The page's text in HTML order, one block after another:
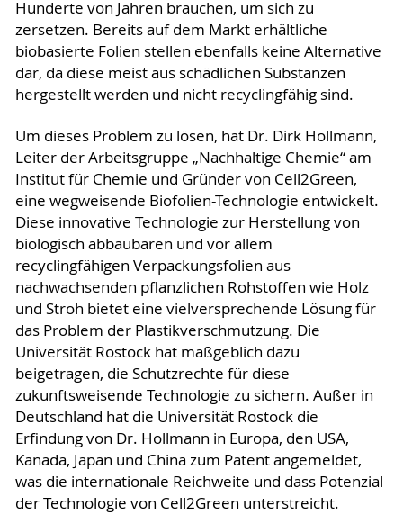
Hunderte von Jahren brauchen, um sich zu
zersetzen. Bereits auf dem Markt erhältliche
biobasierte Folien stellen ebenfalls keine Alternative
dar, da diese meist aus schädlichen Substanzen
hergestellt werden und nicht recyclingfähig sind.
Um dieses Problem zu lösen, hat Dr. Dirk Hollmann,
Leiter der Arbeitsgruppe „Nachhaltige Chemie“ am
Institut für Chemie und Gründer von Cell2Green,
eine wegweisende Biofolien-Technologie entwickelt.
Diese innovative Technologie zur Herstellung von
biologisch abbaubaren und vor allem
recyclingfähigen Verpackungsfolien aus
nachwachsenden pflanzlichen Rohstoffen wie Holz
und Stroh bietet eine vielversprechende Lösung für
das Problem der Plastikverschmutzung. Die
Universität Rostock hat maßgeblich dazu
beigetragen, die Schutzrechte für diese
zukunftsweisende Technologie zu sichern. Außer in
Deutschland hat die Universität Rostock die
Erfindung von Dr. Hollmann in Europa, den USA,
Kanada, Japan und China zum Patent angemeldet,
was die internationale Reichweite und dass Potenzial
der Technologie von Cell2Green unterstreicht.